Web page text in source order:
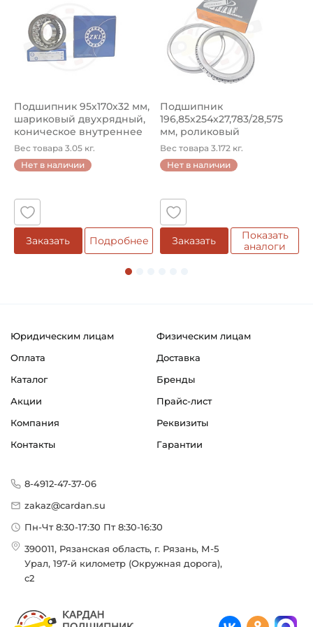
Страна происхождения:
Япония
Подшипник 95х170х32 мм,
шариковый двухрядный,
коническое внутреннее
кол...
Вес товара 3.05 кг.
Нет в наличии
Заказать Подробнее
Подшипник
196,85х254х27,783/28,575
мм, роликовый
однорядный конический
...
Вес товара 3.172 кг.
Нет в наличии
Заказать
Показать
аналоги
Юридическим лицам
Физическим лицам
Оплата
Доставка
Каталог
Бренды
Акции
Прайс-лист
Компания
Реквизиты
Контакты
Гарантии
8-4912-47-37-06
zakaz@cardan.su
Пн-Чт 8:30-17:30 Пт 8:30-16:30
390011, Рязанская область, г. Рязань, М-5
Урал, 197-й километр (Окружная дорога),
с2